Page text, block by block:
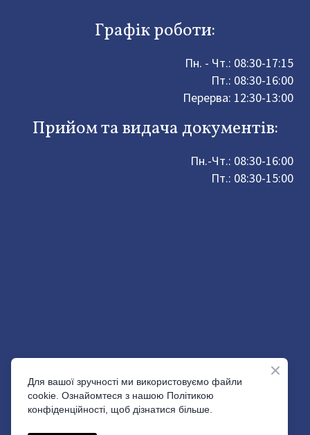
Графік роботи:
Пн. - Чт.: 08:30-17:15
Пт.: 08:30-16:00
Перерва: 12:30-13:00
Прийом та видача документів:
Пн.-Чт.: 08:30-16:00
Пт.: 08:30-15:00
Для вашої зручності ми використовуємо файли
cookie. Ознайомтеся з нашою Політикою
конфіденційності, щоб дізнатися більше.